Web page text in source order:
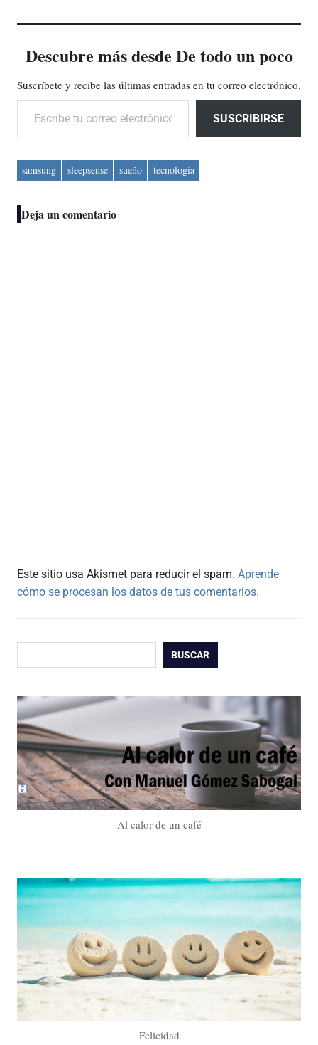
Descubre más desde De todo un poco
Suscríbete y recibe las últimas entradas en tu correo electrónico.
Escribe tu correo electrónico…
SUSCRIBIRSE
samsung sleepsense sueño tecnología
Deja un comentario
Este sitio usa Akismet para reducir el spam. Aprende
cómo se procesan los datos de tus comentarios.
BUSCAR
Al calor de un café
Felicidad